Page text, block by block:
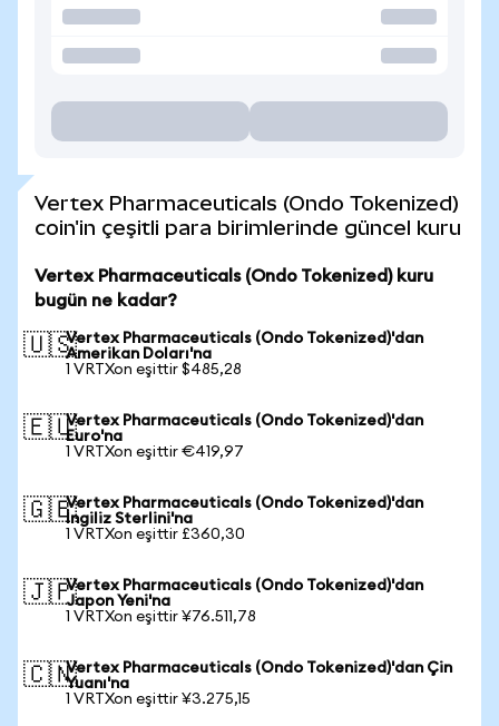
Vertex Pharmaceuticals (Ondo Tokenized)
coin'in çeşitli para birimlerinde güncel kuru
Vertex Pharmaceuticals (Ondo Tokenized) kuru
bugün ne kadar?
🇺🇸Vertex Pharmaceuticals (Ondo Tokenized)'dan
Amerikan Doları'na
1 VRTXon eşittir $485,28
🇪🇺Vertex Pharmaceuticals (Ondo Tokenized)'dan
Euro'na
1 VRTXon eşittir €419,97
🇬🇧Vertex Pharmaceuticals (Ondo Tokenized)'dan
İngiliz Sterlini'na
1 VRTXon eşittir £360,30
🇯🇵Vertex Pharmaceuticals (Ondo Tokenized)'dan
Japon Yeni'na
1 VRTXon eşittir ¥76.511,78
🇨🇳Vertex Pharmaceuticals (Ondo Tokenized)'dan Çin
Yuanı'na
1 VRTXon eşittir ¥3.275,15